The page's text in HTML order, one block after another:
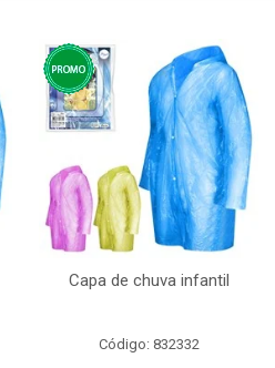
Capa de chuva infantil
Código: 832332